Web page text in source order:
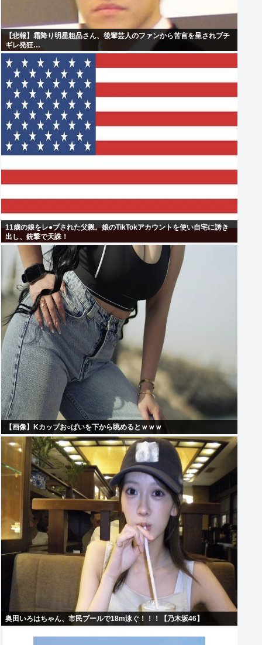
【悲報】霜降り明星粗品さん、後輩芸人のファンから苦言を呈されブチ
ギレ発狂…
11歳の娘をレ●プされた父親。娘のTikTokアカウントを使い自宅に誘き
出し、銃撃で天誅！
【画像】Kカップお○ぱいを下から眺めるとｗｗｗ
奥田いろはちゃん、市民プールで18m泳ぐ！！！【乃木坂46】